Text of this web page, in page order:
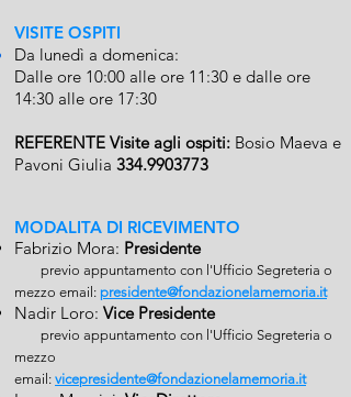
VISITE OSPITI
Da lunedì a domenica:
Dalle ore 10:00 alle ore 11:30 e dalle ore
14:30 alle ore 17:30
REFERENTE Visite agli ospiti: Bosio Maeva e
Pavoni Giulia 334.9903773
MODALITA DI RICEVIMENTO
Fabrizio Mora: Presidente
previo appuntamento con l'Ufficio Segreteria o
mezzo email: presidente@fondazionelamemoria.it
Nadir Loro: Vice Presidente
previo appuntamento con l'Ufficio Segreteria o
mezzo
email: vicepresidente@fondazionelamemoria.it